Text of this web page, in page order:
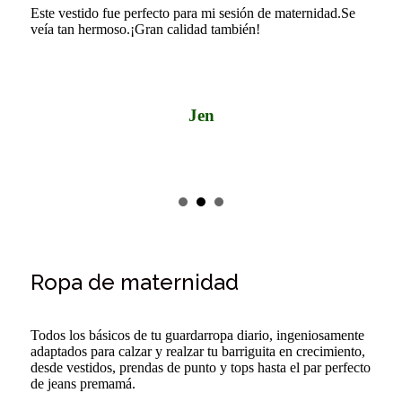
Este vestido fue perfecto para mi sesión de maternidad.Se
veía tan hermoso.¡Gran calidad también!
Jen
Ropa de maternidad
Todos los básicos de tu guardarropa diario, ingeniosamente
adaptados para calzar y realzar tu barriguita en crecimiento,
desde vestidos, prendas de punto y tops hasta el par perfecto
de jeans premamá.